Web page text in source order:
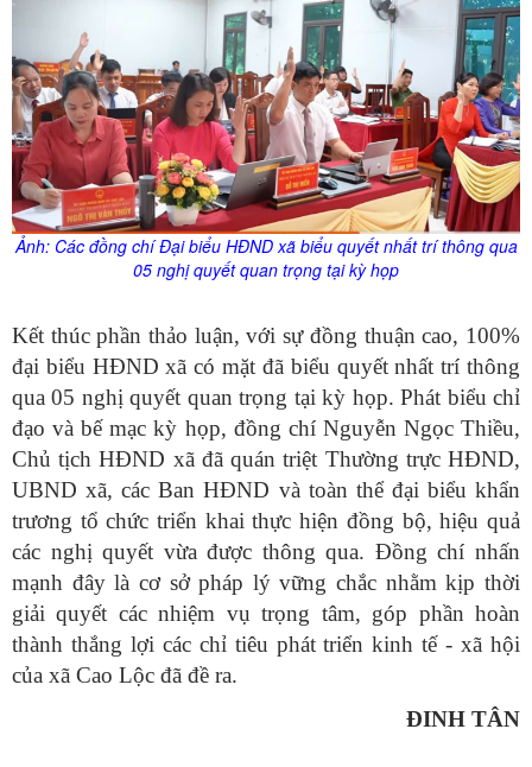
Ảnh: Các đồng chí Đại biểu HĐND xã biểu quyết nhất trí thông qua
05 nghị quyết quan trọng tại kỳ họp
Kết thúc phần thảo luận, với sự đồng thuận cao, 100%
đại biểu HĐND xã có mặt đã biểu quyết nhất trí thông
qua 05 nghị quyết quan trọng tại kỳ họp. Phát biểu chỉ
đạo và bế mạc kỳ họp, đồng chí Nguyễn Ngọc Thiều,
Chủ tịch HĐND xã đã quán triệt Thường trực HĐND,
UBND xã, các Ban HĐND và toàn thể đại biểu khẩn
trương tổ chức triển khai thực hiện đồng bộ, hiệu quả
các nghị quyết vừa được thông qua. Đồng chí nhấn
mạnh đây là cơ sở pháp lý vững chắc nhằm kịp thời
giải quyết các nhiệm vụ trọng tâm, góp phần hoàn
thành thắng lợi các chỉ tiêu phát triển kinh tế - xã hội
của xã Cao Lộc đã đề ra.
ĐINH TÂN